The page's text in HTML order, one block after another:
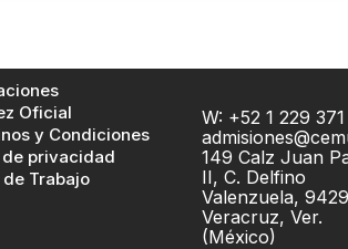
Oficial
y Condiciones
de privacidad
de Trabajo
W: +52 1 229
149 Calz Juan
II, C. Delfino
Valenzuela,
Veracruz, Ver.
(México)